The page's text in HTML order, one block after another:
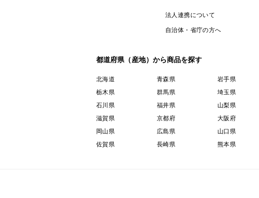
法人連携について
自治体・省庁の方へ
都道府県（産地）から商品を探す
北海道 青森県 岩手県
栃木県
群馬県 埼玉県
石川県
福井県 山梨県
滋賀県
京都府 大阪府
岡山県
広島県 山口県
佐賀県
長崎県 熊本県